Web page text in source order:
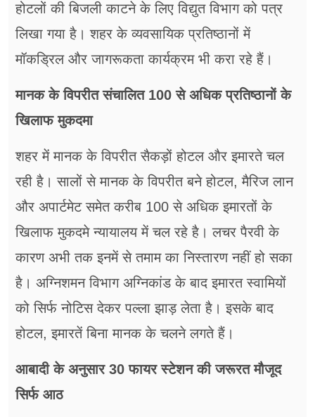
होटलों की बिजली काटने के लिए विद्युत विभाग को पत्र
लिखा गया है। शहर के व्यवसायिक प्रतिष्ठानों में
मॉकड्रिल और जागरूकता कार्यक्रम भी करा रहे हैं।
मानक के विपरीत संचालित 100 से अधिक प्रतिष्ठानों के
खिलाफ मुकदमा
शहर में मानक के विपरीत सैकड़ों होटल और इमारते चल
रही है। सालों से मानक के विपरीत बने होटल, मैरिज लान
और अपार्टमेट समेत करीब 100 से अधिक इमारतों के
खिलाफ मुकदमे न्यायालय में चल रहे है। लचर पैरवी के
कारण अभी तक इनमें से तमाम का निस्तारण नहीं हो सका
है। अग्निशमन विभाग अग्निकांड के बाद इमारत स्वामियों
को सिर्फ नोटिस देकर पल्ला झाड़ लेता है। इसके बाद
होटल, इमारतें बिना मानक के चलने लगते हैं।
आबादी के अनुसार 30 फायर स्टेशन की जरूरत मौजूद
सिर्फ आठ